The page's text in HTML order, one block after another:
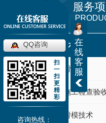
服务项
滑模技术
河南滑模
滑模施工检查验收的
河南滑模技术
在
线
客
服
QQ咨询
扫
一
扫
更
精
彩
咨询热线：